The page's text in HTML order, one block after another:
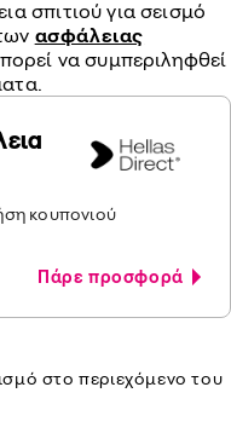
σπιτιού για σεισμό
ασφάλειας
να συμπεριληφθεί
κουπονιού
Πάρε προσφορά
στο περιεχόμενο του